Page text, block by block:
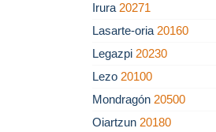
Irura 20271
Lasarte-oria 20160
Legazpi 20230
Lezo 20100
Mondragón 20500
Oiartzun 20180